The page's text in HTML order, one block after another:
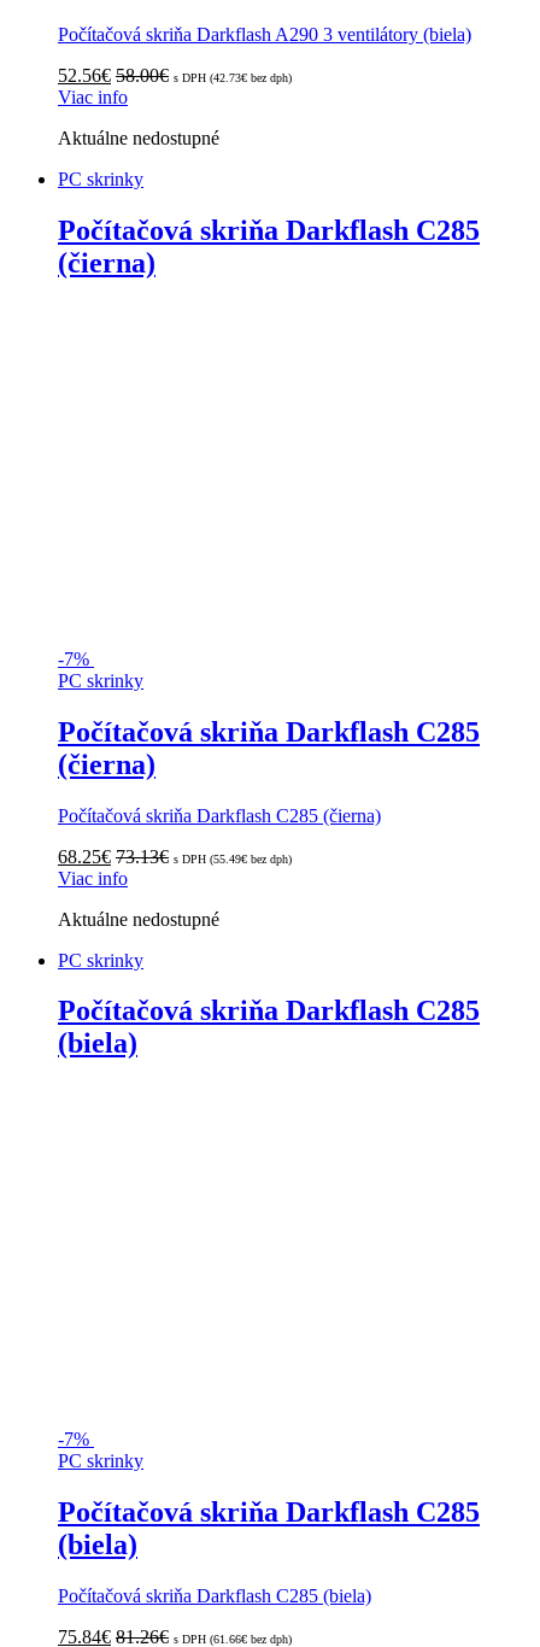
Počítačová skriňa Darkflash A290 3 ventilátory (biela)
52.56€ 58.00€ s DPH (42.73€ bez dph)
Viac info
Aktuálne nedostupné
PC skrinky
Počítačová skriňa Darkflash C285
(čierna)
-7%
PC skrinky
Počítačová skriňa Darkflash C285
(čierna)
Počítačová skriňa Darkflash C285 (čierna)
68.25€ 73.13€ s DPH (55.49€ bez dph)
Viac info
Aktuálne nedostupné
PC skrinky
Počítačová skriňa Darkflash C285
(biela)
-7%
PC skrinky
Počítačová skriňa Darkflash C285
(biela)
Počítačová skriňa Darkflash C285 (biela)
75.84€ 81.26€ s DPH (61.66€ bez dph)